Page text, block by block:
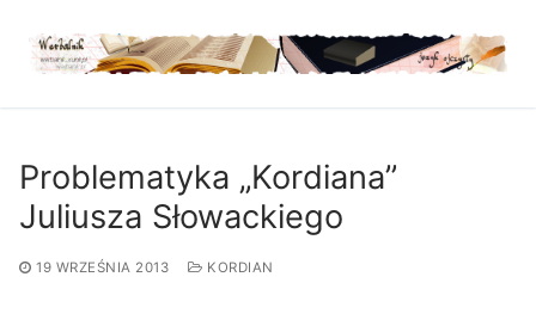
treści
Problematyka „Kordiana”
Juliusza Słowackiego
19 WRZEŚNIA 2013 KORDIAN